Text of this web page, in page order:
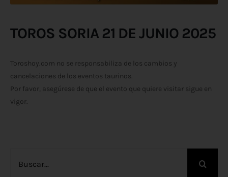
TOROS SORIA 21 DE JUNIO 2025
Toroshoy.com no se responsabiliza de los cambios y
cancelaciones de los eventos taurinos.
Por favor, asegúrese de que el evento que quiere visitar sigue en
vigor.